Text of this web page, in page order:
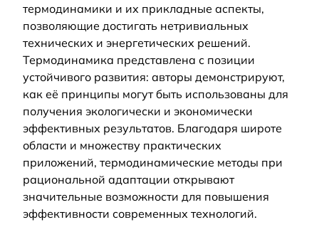
термодинамики и их прикладные аспекты,
позволяющие достигать нетривиальных
технических и энергетических решений.
Термодинамика представлена с позиции
устойчивого развития: авторы демонстрируют,
как её принципы могут быть использованы для
получения экологически и экономически
эффективных результатов. Благодаря широте
области и множеству практических
приложений, термодинамические методы при
рациональной адаптации открывают
значительные возможности для повышения
эффективности современных технологий.